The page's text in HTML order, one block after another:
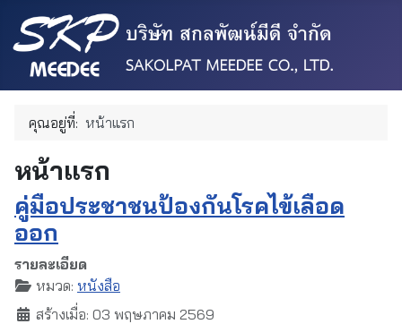
คุณอยู่ที่: หน้าแรก
หน้าแรก
คู่มือประชาชนป้องกันโรคไข้เลือด
ออก
รายละเอียด
หมวด: หนังสือ
สร้างเมื่อ: 03 พฤษภาคม 2569